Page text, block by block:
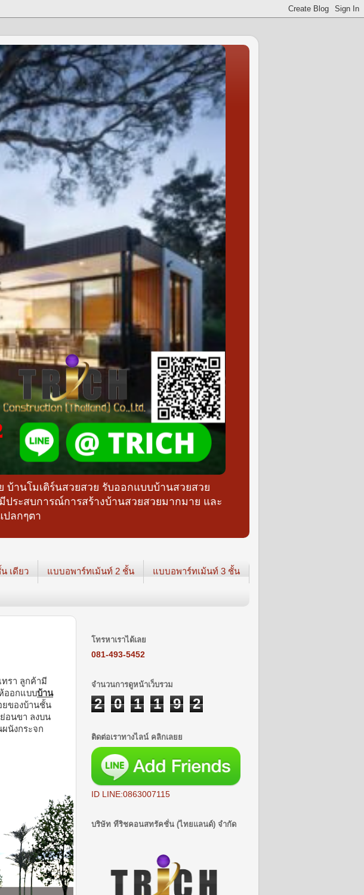
านโมเดิร์นสวยสวย รับออกแบบบ้านสวยสวย
ระสบการณ์การสร้างบ้านสวยสวยมากมาย และ
ลกๆตา
เดียว แบบอพาร์ทเม้นท์ 2 ชั้น แบบอพาร์ทเม้นท์ 3 ชั้น
ทรา ลูกค้ามี
ออกแบบบ้าน
ยของบ้านชั้น
อนขา ลงบน
ผนังกระจก
โทรหาเราได้เลย
081-493-5452
จำนวนการดูหน้าเว็บรวม
2 0 1 1 9 2
ติดต่อเราทางไลน์ คลิกเลยย
ID LINE:0863007115
บริษัท ทีริชคอนสทรัคชั่น (ไทยแลนด์) จำกัด